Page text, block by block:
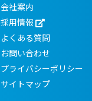
会社案内
採用情報
よくある質問
お問い合わせ
プライバシーポリシー
サイトマップ